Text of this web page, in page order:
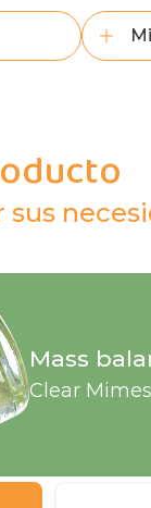
Mass
Clear